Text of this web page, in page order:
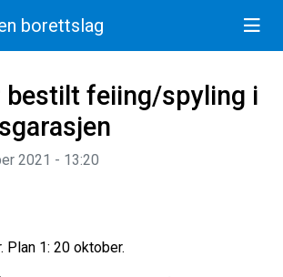
borettslag
bestilt feiing/spyling i
2021 - 13:20
Plan 1: 20 oktober.